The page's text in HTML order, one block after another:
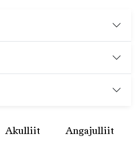
Akulliit Angajulliit